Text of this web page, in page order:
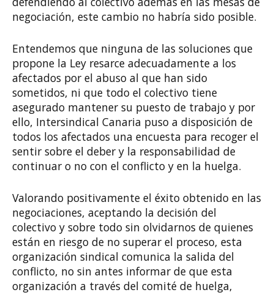
negociación, este cambio no habría sido posible.
Entendemos que ninguna de las soluciones que
propone la Ley resarce adecuadamente a los
afectados por el abuso al que han sido
sometidos, ni que todo el colectivo tiene
asegurado mantener su puesto de trabajo y por
ello, Intersindical Canaria puso a disposición de
todos los afectados una encuesta para recoger el
sentir sobre el deber y la responsabilidad de
continuar o no con el conflicto y en la huelga.
Valorando positivamente el éxito obtenido en las
negociaciones, aceptando la decisión del
colectivo y sobre todo sin olvidarnos de quienes
están en riesgo de no superar el proceso, esta
organización sindical comunica la salida del
conflicto, no sin antes informar de que esta
organización a través del comité de huelga,